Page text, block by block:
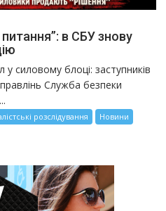
в СБУ знову
силовому блоці: заступників
Служба безпеки
розслідування
Новини